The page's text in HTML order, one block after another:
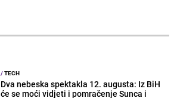
/TECH
Dva nebeska spektakla 12. augusta: Iz BiH
će se moći vidjeti i pomračenje Sunca i